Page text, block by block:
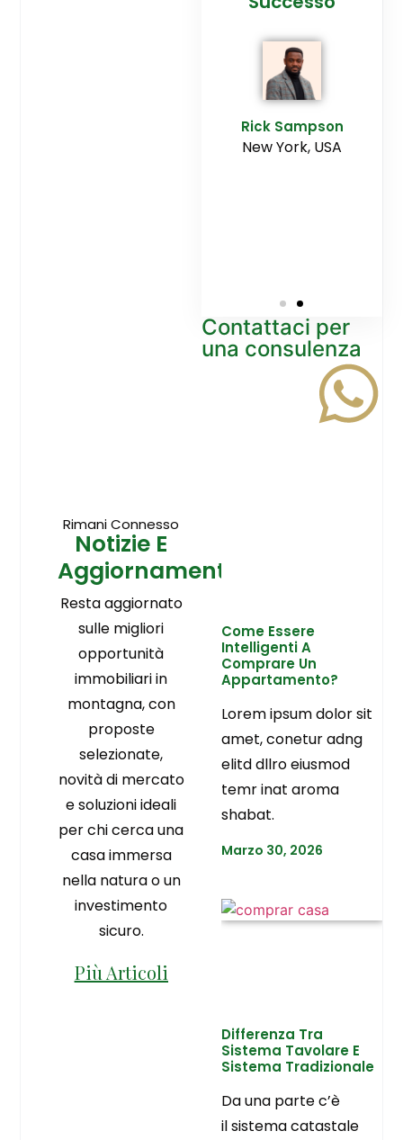
Rick Sampson
New York, USA
Contattaci per
una consulenza
Rimani Connesso
Notizie E
Aggiornamenti
Resta aggiornato
sulle migliori
opportunità
immobiliari in
montagna, con
proposte
selezionate,
novità di mercato
e soluzioni ideali
per chi cerca una
casa immersa
nella natura o un
investimento
sicuro.
Più Articoli
Come Essere
Intelligenti A
Comprare Un
Appartamento?
Lorem ipsum dolor sit
amet, conetur adng
elitd dllro eiusmod
temr inat aroma
shabat.
Marzo 30, 2026
Differenza Tra
Sistema Tavolare E
Sistema Tradizionale
Da una parte c’è
il sistema catastale